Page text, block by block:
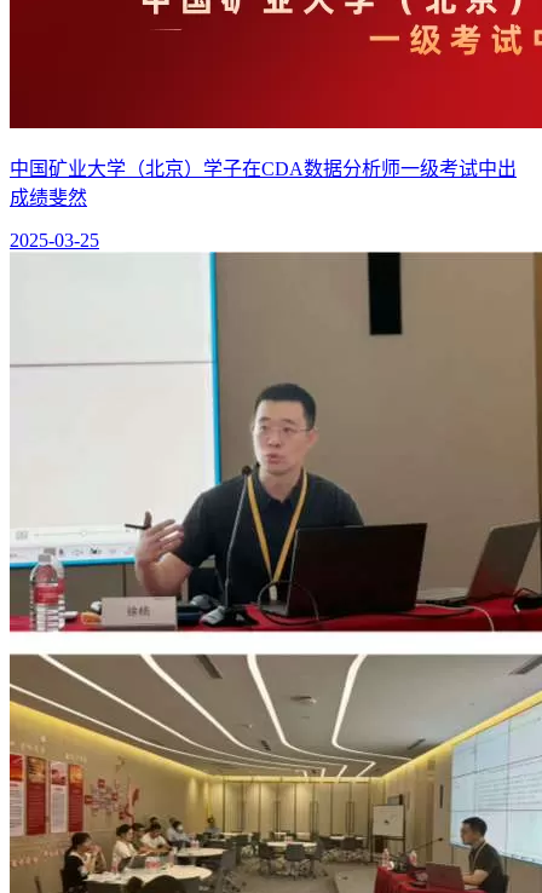
中国矿业大学（北京）学子在CDA数据分析师一级考试中出
成绩斐然
2025-03-25